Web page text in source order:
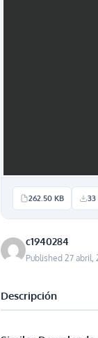
262.50 KB 33
c1940284
Published 27 abril,
Descripción